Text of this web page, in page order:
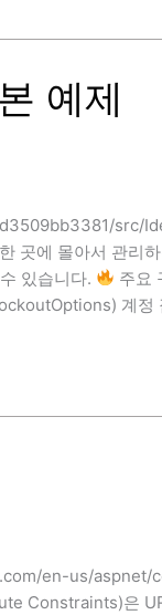
예제
src/
에 몰아서 관리
있습니다.
주요
계정
en-us/
Constraints)은